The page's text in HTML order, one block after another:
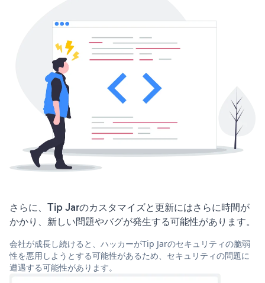
さらに、Tip Jarのカスタマイズと更新にはさらに時間が
かかり、新しい問題やバグが発生する可能性があります。
会社が成長し続けると、ハッカーがTip Jarのセキュリティの脆弱
性を悪用しようとする可能性があるため、セキュリティの問題に
遭遇する可能性があります。